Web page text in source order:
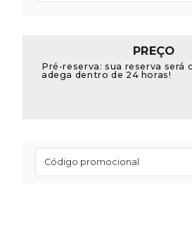
PREÇO
Pré-reserva: sua reserva será
adega dentro de 24 horas!